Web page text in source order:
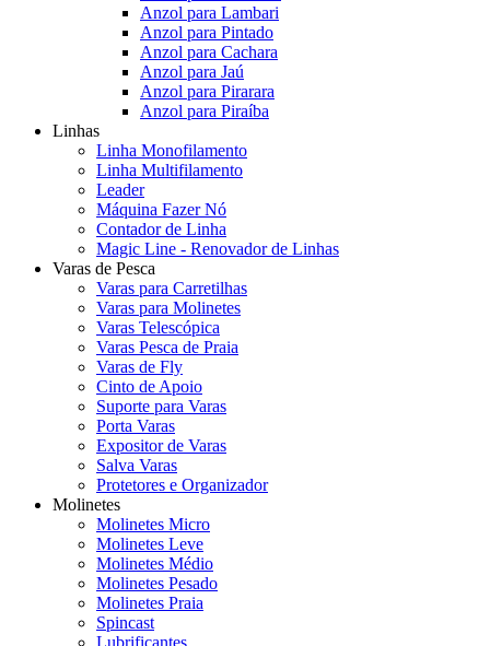
Anzol para Lambari
Anzol para Pintado
Anzol para Cachara
Anzol para Jaú
Anzol para Pirarara
Anzol para Piraíba
Linhas
Linha Monofilamento
Linha Multifilamento
Leader
Máquina Fazer Nó
Contador de Linha
Magic Line - Renovador de Linhas
Varas de Pesca
Varas para Carretilhas
Varas para Molinetes
Varas Telescópica
Varas Pesca de Praia
Varas de Fly
Cinto de Apoio
Suporte para Varas
Porta Varas
Expositor de Varas
Salva Varas
Protetores e Organizador
Molinetes
Molinetes Micro
Molinetes Leve
Molinetes Médio
Molinetes Pesado
Molinetes Praia
Spincast
Lubrificantes